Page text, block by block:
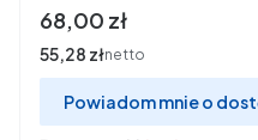
Cena
68,00 zł
Cena
55,28 złnetto
Powiadom mnie o